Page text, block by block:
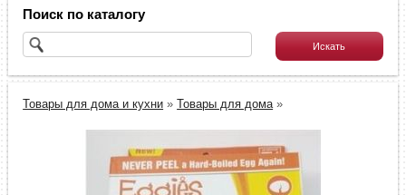
Поиск по каталогу
Товары для дома и кухни »Товары для дома»